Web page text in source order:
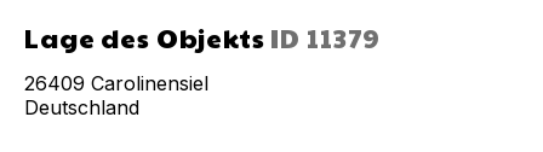
Lage des Objekts ID 11379
26409 Carolinensiel
Deutschland